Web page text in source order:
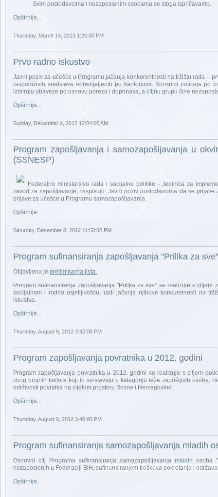
Svim poslodavcima i nezaposlenim osobama se stoga ispričavamo.
Opširnije...
Thursday, March 14, 2013 1:20:00 PM
Prvo radno iskustvo
Javni poziv za učešće u Programu jačanja konkurentnosti na tržištu rada –
raspoloživih sredstava opredijeljenih po kantonima. Korisnici poticaja po
izmiruju obaveze po osnovu poreza i doprinosa, a ciljnu grupu čine
Opširnije...
Sunday, December 9, 2012 12:04:00 AM
Program zapošljavanja i samozapošljavanja u
(SSNESP)
Federalno ministarstvo rada i socijalne politike - Jedinica za
zavod za zapošljavanje, raspisuju: Javni poziv poslodavcima da se
prijave za učešće u Programu samozapošljavanja
Opširnije...
Saturday, December 8, 2012 11:58:00 PM
Program sufinansiranja zapošljavanja "Prilika za
Objavljena je preliminarna lista.
Program sufinansiranja zapošljavanja "Prilika za sve" se realizuje s
socijalnom i rodno osjetljivošću, radi jačanja njihove konkuretnosti na
iskustva.
Opširnije...
Thursday, August 9, 2012 3:42:00 PM
Program zapošljavanja povratnika u 2012. godini
Program zapošljavanja povratnika u 2012. godini se realizuje s ciljem
zbog brojnih faktora koji ih svrstavaju u kategoriju teže zapošljivih osoba,
održivosti povratka na cijelom prostoru Bosne i Hercegovine.
Opširnije...
Thursday, August 9, 2012 3:40:00 PM
Program sufinansiranja samozapošljavanja mladih
Osnovni cilj Programa sufinansiranja samozapošljavanja mladih
nezaposlenih u Federaciji BiH, sufinansiranjem troškova pokretanja i
Opširnije...